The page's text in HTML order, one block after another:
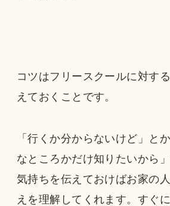
コツはフリースクールに対す
えておくことです。
「行くか分からないけど」と
なところかだけ知りたいから
気持ちを伝えておけばお家の
えを理解してくれます。すぐ